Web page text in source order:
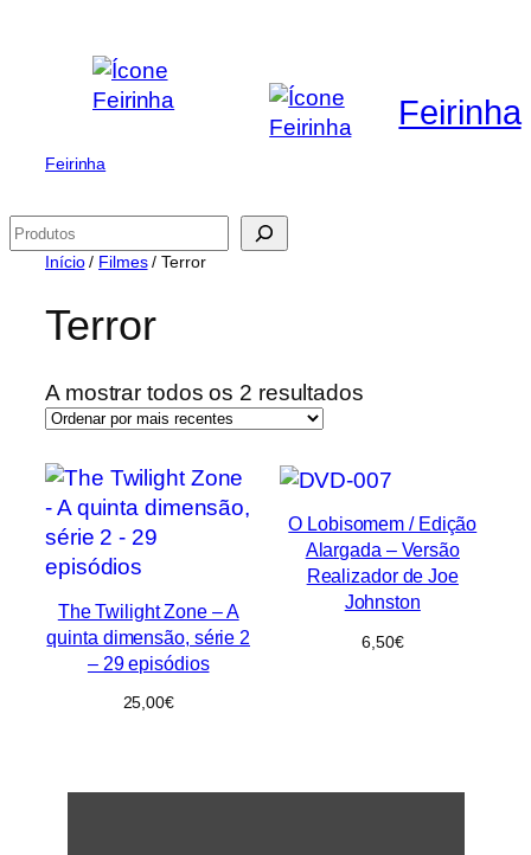
conteúdo
Feirinha
Feirinha
Pesquisar
Início/ Filmes/ Terror
Terror
A mostrar todos os 2 resultadosOrdenado
recentes
The Twilight Zone – A
quinta dimensão, série 2
– 29 episódios
25,00€
O Lobisomem / Edição
Alargada – Versão
Realizador de Joe
Johnston
6,50€